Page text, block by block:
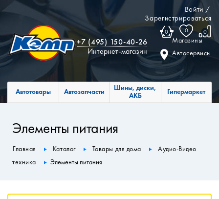
Войти /
Зарегистрироваться
0 0 0
Магазины
Автосервисы
+7 (495) 150-40-26
Интернет-магазин
Автотовары Автозапчасти
Шины, диски,
АКБ
Гипермаркет
Элементы питания
Главная Каталог Товары для дома
Аудио-Видео
техника
Элементы питания